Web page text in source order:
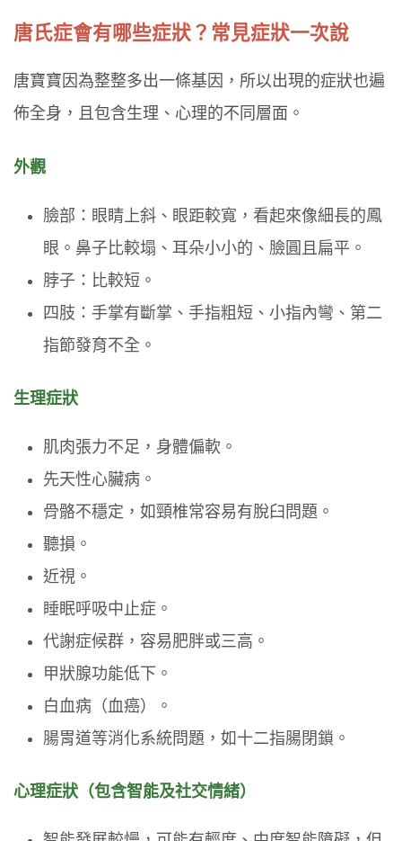
唐氏症會有哪些症狀？常見症狀一次說
唐寶寶因為整整多出一條基因，所以出現的症狀也遍
佈全身，且包含生理、心理的不同層面。
外觀
臉部：眼睛上斜、眼距較寬，看起來像細長的鳳
眼。鼻子比較塌、耳朵小小的、臉圓且扁平。
脖子：比較短。
四肢：手掌有斷掌、手指粗短、小指內彎、第二
指節發育不全。
生理症狀
肌肉張力不足，身體偏軟。
先天性心臟病。
骨骼不穩定，如頸椎常容易有脫臼問題。
聽損。
近視。
睡眠呼吸中止症。
代謝症候群，容易肥胖或三高。
甲狀腺功能低下。
白血病（血癌）。
腸胃道等消化系統問題，如十二指腸閉鎖。
心理症狀（包含智能及社交情緒）